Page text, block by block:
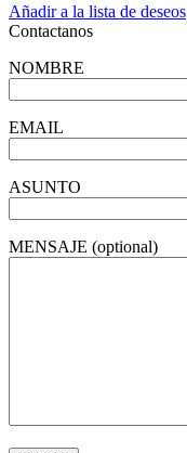
Añadir a la lista de deseos
Contactanos
NOMBRE
EMAIL
ASUNTO
MENSAJE (optional)